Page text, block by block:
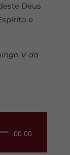
Deus
e
V da
00:00